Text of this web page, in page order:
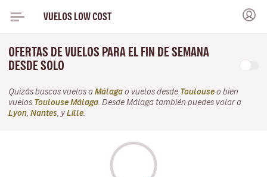
VUELOS LOW COST
OFERTAS DE VUELOS PARA EL FIN DE SEMANA
DESDE SOLO
Quizás buscas vuelos a Málaga o vuelos desde Toulouse o bien
vuelos Toulouse Málaga . Desde Málaga también puedes volar a
Lyon Nantes , y Lille